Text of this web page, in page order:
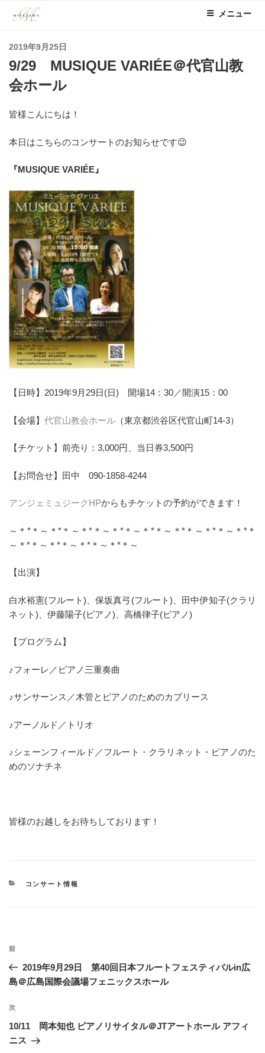
メニュー
投
稿
日:
2019年9月25日
9/29 MUSIQUE VARIÉE＠代官山教
会ホール
皆様こんにちは！
本日はこちらのコンサートのお知らせです😉
『MUSIQUE VARIÉE』
【日時】2019年9月29日(日) 開場14：30／開演15：00
【会場】 代官山教会ホール （東京都渋谷区代官山町14-3）
【チケット】前売り：3,000円、当日券3,500円
【お問合せ】田中 090-1858-4244
アンジェミュジークHPからもチケットの予約ができます！
～＊*＊～＊*＊～＊*＊～＊*＊～＊*＊～＊*＊～＊*＊～＊*＊
～＊*＊～＊*＊～＊*＊～＊*＊～
【出演】
白水裕憲(フルート)、保坂真弓(フルート)、田中伊知子(クラリ
ネット)、伊藤陽子(ピアノ)、高橋律子(ピアノ)
【プログラム】
♪フォーレ／ピアノ三重奏曲
♪サンサーンス／木管とピアノのためのカプリース
♪アーノルド／トリオ
♪シェーンフィールド／フルート・クラリネット・ピアノのた
めのソナチネ
皆様のお越しをお待ちしております！
カ
コンサート情報
投
ナ
ゲ
ー
シ
過
去
の
稿
前
2019年9月29日 第40回日本フルートフェスティバルin広
島＠広島国際会議場フェニックスホール
次
の
投
次
10/11 岡本知也 ピアノリサイタル＠JTアートホール アフィ
ニス